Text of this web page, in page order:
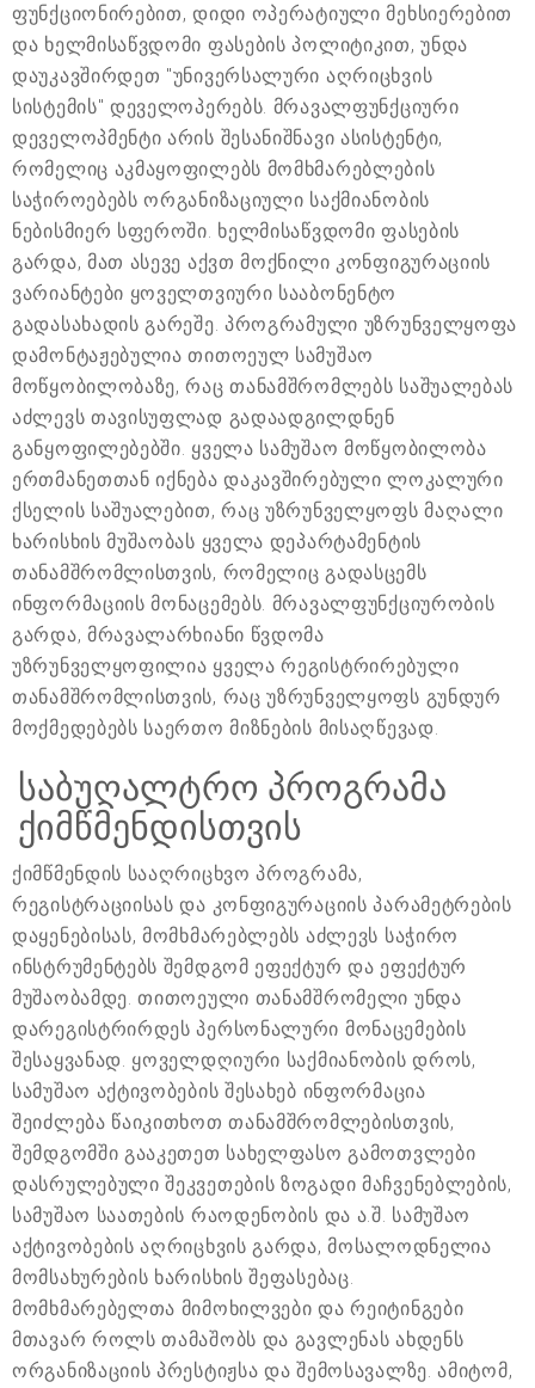
ფუნქციონირებით, დიდი ოპერატიული მეხსიერებით
და ხელმისაწვდომი ფასების პოლიტიკით, უნდა
დაუკავშირდეთ "უნივერსალური აღრიცხვის
სისტემის" დეველოპერებს. მრავალფუნქციური
დეველოპმენტი არის შესანიშნავი ასისტენტი,
რომელიც აკმაყოფილებს მომხმარებლების
საჭიროებებს ორგანიზაციული საქმიანობის
ნებისმიერ სფეროში. ხელმისაწვდომი ფასების
გარდა, მათ ასევე აქვთ მოქნილი კონფიგურაციის
ვარიანტები ყოველთვიური სააბონენტო
გადასახადის გარეშე. პროგრამული უზრუნველყოფა
დამონტაჟებულია თითოეულ სამუშაო
მოწყობილობაზე, რაც თანამშრომლებს საშუალებას
აძლევს თავისუფლად გადაადგილდნენ
განყოფილებებში. ყველა სამუშაო მოწყობილობა
ერთმანეთთან იქნება დაკავშირებული ლოკალური
ქსელის საშუალებით, რაც უზრუნველყოფს მაღალი
ხარისხის მუშაობას ყველა დეპარტამენტის
თანამშრომლისთვის, რომელიც გადასცემს
ინფორმაციის მონაცემებს. მრავალფუნქციურობის
გარდა, მრავალარხიანი წვდომა
უზრუნველყოფილია ყველა რეგისტრირებული
თანამშრომლისთვის, რაც უზრუნველყოფს გუნდურ
მოქმედებებს საერთო მიზნების მისაღწევად.
საბუღალტრო პროგრამა
ქიმწმენდისთვის
ქიმწმენდის სააღრიცხვო პროგრამა,
რეგისტრაციისას და კონფიგურაციის პარამეტრების
დაყენებისას, მომხმარებლებს აძლევს საჭირო
ინსტრუმენტებს შემდგომ ეფექტურ და ეფექტურ
მუშაობამდე. თითოეული თანამშრომელი უნდა
დარეგისტრირდეს პერსონალური მონაცემების
შესაყვანად. ყოველდღიური საქმიანობის დროს,
სამუშაო აქტივობების შესახებ ინფორმაცია
შეიძლება წაიკითხოთ თანამშრომლებისთვის,
შემდგომში გააკეთეთ სახელფასო გამოთვლები
დასრულებული შეკვეთების ზოგადი მაჩვენებლების,
სამუშაო საათების რაოდენობის და ა.შ. სამუშაო
აქტივობების აღრიცხვის გარდა, მოსალოდნელია
მომსახურების ხარისხის შეფასებაც.
მომხმარებელთა მიმოხილვები და რეიტინგები
მთავარ როლს თამაშობს და გავლენას ახდენს
ორგანიზაციის პრესტიჟსა და შემოსავალზე. ამიტომ,